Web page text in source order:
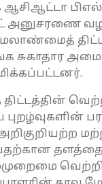
அனுசரணை
திட்டத்தின்
தளத்தை